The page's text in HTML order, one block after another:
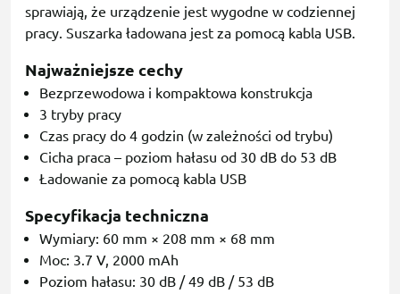
sprawiają, że urządzenie jest wygodne w codziennej
pracy. Suszarka ładowana jest za pomocą kabla USB.
Najważniejsze cechy
Bezprzewodowa i kompaktowa konstrukcja
3 tryby pracy
Czas pracy do 4 godzin (w zależności od trybu)
Cicha praca – poziom hałasu od 30 dB do 53 dB
Ładowanie za pomocą kabla USB
Specyfikacja techniczna
Wymiary: 60 mm × 208 mm × 68 mm
Moc: 3.7 V, 2000 mAh
Poziom hałasu: 30 dB / 49 dB / 53 dB